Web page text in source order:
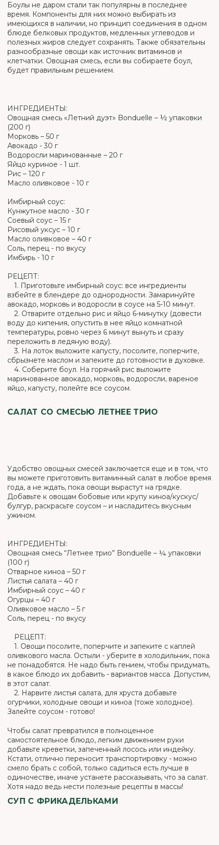
Боулы не даром стали так популярны в последнее
время. Компоненты для них можно выбирать из
имеющихся в наличии, но принцип соединения в одном
блюде белковых продуктов, медленных углеводов и
полезных жиров следует сохранять. Также обязательны
разнообразные овощи как источник витаминов и
клетчатки. Овощная смесь, если вы собираете боул,
будет правильным решением.
ИНГРЕДИЕНТЫ:
Овощная смесь «Летний дуэт» Bonduelle – ½ упаковки
(200 г)
Морковь – 50 г
Авокадо - 30 г
Водоросли маринованные – 20 г
Яйцо куриное - 1 шт.
Рис – 120 г
Масло оливковое - 10 г
Имбирный соус:
Кунжутное масло - 30 г
Соевый соус – 15 г
Рисовый уксус – 10 г
Масло оливковое – 40 г
Соль, перец - по вкусу
Имбирь - 10 г
РЕЦЕПТ:
⠀ 1. Приготовьте имбирный соус: все ингредиенты
взбейте в блендере до однородности. Замаринуйте
авокадо, морковь и водоросли в соусе на 5-10 минут.
⠀ 2. Отварите отдельно рис и яйцо 6-минутку (довести
воду до кипения, опустить в нее яйцо комнатной
температуры, ровно через 6 минут вынуть и сразу
переложить в ледяную воду).
⠀ 3. На лоток выложите капусту, посолите, поперчите,
сбрызнете маслом и запеките до готовности в духовке.
⠀ 4. Соберите боул. На горячий рис выложите
маринованное авокадо, морковь, водоросли, вареное
яйцо, капусту, полейте все соусом.
САЛАТ СО СМЕСЬЮ ЛЕТНЕЕ ТРИО
Удобство овощных смесей заключается еще и в том, что
вы можете приготовить витаминный салат в любое время
года, а не ждать, пока овощи вырастут на грядке.
Добавьте к овощам бобовые или крупу киноа/кускус/
булгур, раскрасьте соусом – и насладитесь вкусным
ужином.
ИНГРЕДИЕНТЫ:
Овощная смесь “Летнее трио” Bonduelle – ¼ упаковки
(100 г)
Отварное киноа – 50 г
Листья салата – 40 г
Имбирный соус – 40 г
Огурцы – 40 г
Оливковое масло – 5 г
Соль, перец - по вкусу
⠀ РЕЦЕПТ:
⠀ 1. Овощи посолите, поперчите и запеките с каплей
оливкового масла. Остыли - уберите в холодильник, пока
не понадобятся. Не надо быть гением, чтобы придумать,
в какое блюдо их добавить - вариантов масса. Допустим,
в этот салат.
⠀ 2. Нарвите листья салата, для хруста добавьте
огурчики, холодные овощи и киноа (тоже холодное).
Залейте соусом - готово!
Чтобы салат превратился в полноценное
самостоятельное блюдо, легким движением руки
добавьте креветки, запеченный лосось или индейку.
Кстати, отлично переносит транспортировку - можно
смело брать с собой, только садиться есть лучше в
одиночестве, иначе устанете рассказывать, что за салат.
Хотя надо ведь нести полезные рецепты в массы!
СУП С ФРИКАДЕЛЬКАМИ